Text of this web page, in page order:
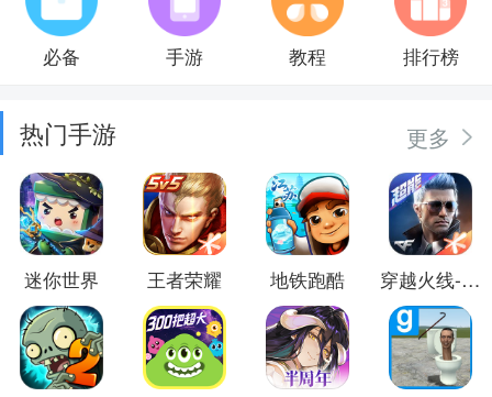
必备 手游 教程 排行榜
热门手游 更多
迷你世界 王者荣耀 地铁跑酷 穿越火线-枪战王者